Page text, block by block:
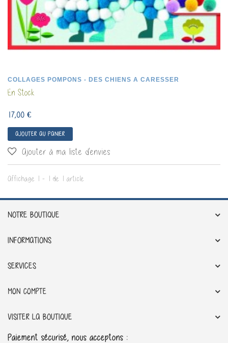
COLLAGES POMPONS - DES CHIENS A CARESSER
En Stock
17,00 €
AJOUTER AU PANIER
Ajouter à ma liste d'envies
Affichage 1 - 1 de 1 article
NOTRE BOUTIQUE
INFORMATIONS
SERVICES
MON COMPTE
VISITER LA BOUTIQUE
Paiement sécurisé, nous acceptons :